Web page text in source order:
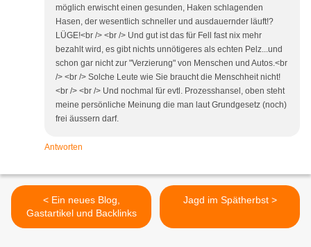
möglich erwischt einen gesunden, Haken schlagenden
Hasen, der wesentlich schneller und ausdauernder läuft!?
LÜGE!<br /> <br /> Und gut ist das für Fell fast nix mehr
bezahlt wird, es gibt nichts unnötigeres als echten Pelz...und
schon gar nicht zur "Verzierung" von Menschen und Autos.<br
/> <br /> Solche Leute wie Sie braucht die Menschheit nicht!
<br /> <br /> Und nochmal für evtl. Prozesshansel, oben steht
meine persönliche Meinung die man laut Grundgesetz (noch)
frei äussern darf.
Antworten
< Ein neues Blog,
Gastartikel und Backlinks
Jagd im Spätherbst >